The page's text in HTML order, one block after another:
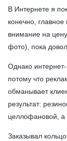
В Интернете я
конечно,
внимание на
фото), пока
Однако
потому что
обманывает
результат:
целлофановой, а
Заказывал